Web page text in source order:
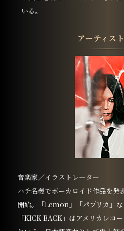
いる。
アーティス
音楽家／イラストレーター
ハチ名義でボーカロイド作品を発
開始。「Lemon」「パプリカ」な
「KICK BACK」はアメリカレコ